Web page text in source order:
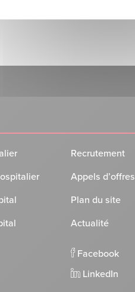
Recrutement
Appels d’offres
Plan du site
Actualité
Facebook
LinkedIn